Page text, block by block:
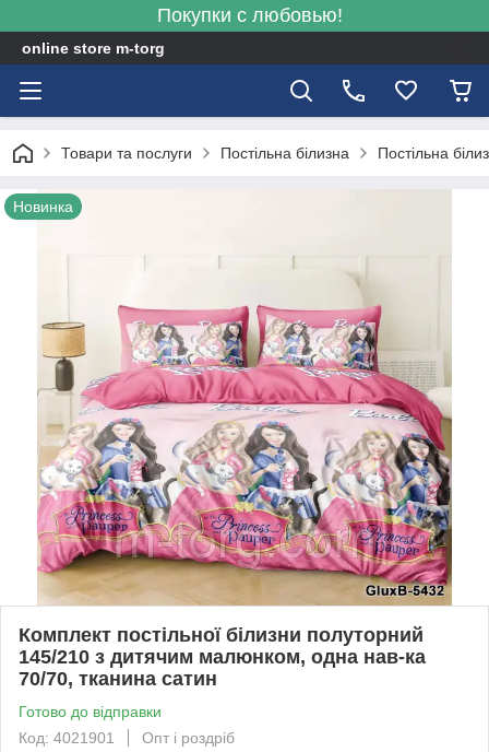
Покупки с любовью!
online store m-torg
Товари та послуги Постільна білизна Постільна
Новинка
Комплект постільної білизни полуторний
145/210 з дитячим малюнком, одна нав-ка
70/70, тканина сатин
Готово до відправки
Код: 4021901
Опт і роздріб